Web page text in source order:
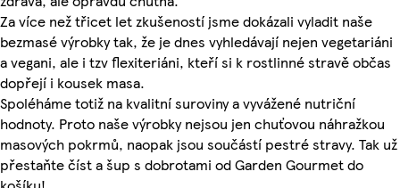
Za více než třicet let zkušeností jsme dokázali vyladit naše
bezmasé výrobky tak, že je dnes vyhledávají nejen vegetariáni
a vegani, ale i tzv flexiteriáni, kteří si k rostlinné stravě občas
dopřejí i kousek masa.
Spoléháme totiž na kvalitní suroviny a vyvážené nutriční
hodnoty. Proto naše výrobky nejsou jen chuťovou náhražkou
masových pokrmů, naopak jsou součástí pestré stravy. Tak už
přestaňte číst a šup s dobrotami od Garden Gourmet do